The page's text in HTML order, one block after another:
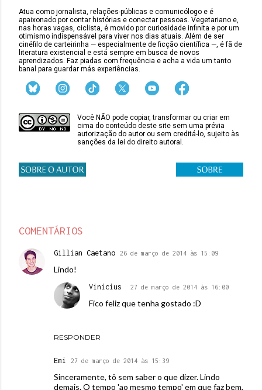
Atua como jornalista, relações-públicas e comunicólogo e é
apaixonado por contar histórias e conectar pessoas. Vegetariano e,
nas horas vagas, ciclista, é movido por curiosidade infinita e por um
otimismo indispensável para viver nos dias atuais. Além de ser
cinéfilo de carteirinha — especialmente de ficção científica —, é fã de
literatura existencial e está sempre em busca de novos
aprendizados. Faz piadas com frequência e acha a vida um tanto
banal para guardar más experiências.
Você NÃO pode copiar, transformar ou criar em
cima do conteúdo deste site sem uma prévia
autorização do autor ou sem creditá-lo, sujeito às
sanções da lei do direito autoral.
COMENTÁRIOS
Gillian Caetano 26 de março de 2014 às 15:09
Lindo!
RESPONDER
Vinicius 27 de março de 2014 às 16:00
Fico feliz que tenha gostado :D
Emi 27 de março de 2014 às 15:39
Sinceramente, tô sem saber o que dizer. Lindo
demais. O tempo 'ao mesmo tempo' em que faz bem,